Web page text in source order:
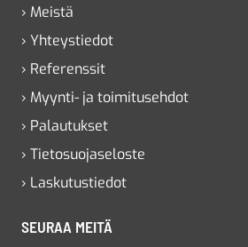
› Meistä
› Yhteystiedot
› Referenssit
› Myynti- ja toimitusehdot
› Palautukset
› Tietosuojaseloste
› Laskutustiedot
SEURAA MEITÄ